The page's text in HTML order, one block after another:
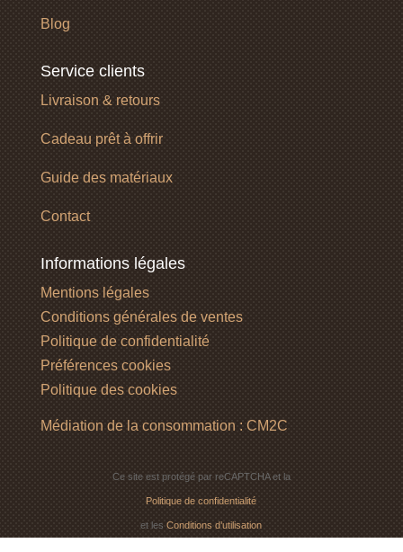
Blog
Service clients
Livraison & retours
Cadeau prêt à offrir
Guide des matériaux
Contact
Informations légales
Mentions légales
Conditions générales de ventes
Politique de confidentialité
Préférences cookies
Politique des cookies
Médiation de la consommation : CM2C
Ce site est protégé par reCAPTCHA et la
Politique de confidentialité
et lesConditions d’utilisation